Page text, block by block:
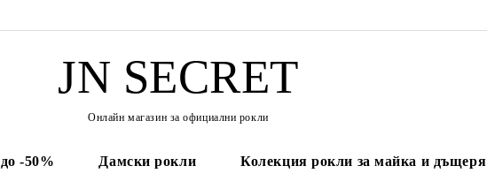
JN SECRET
Онлайн магазин за официални рокли
-50% Дамски рокли Колекция рокли за майка и дъщеря